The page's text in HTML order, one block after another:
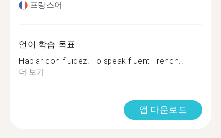
프랑스어
언어 학습 목표
Hablar con fluidez. To speak fluent French...
더 보기
앱 다운로드